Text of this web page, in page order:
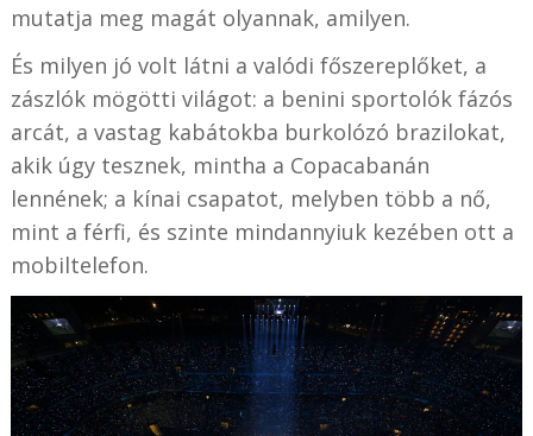
mutatja meg magát olyannak, amilyen.
És milyen jó volt látni a valódi főszereplőket, a
zászlók mögötti világot: a benini sportolók fázós
arcát, a vastag kabátokba burkolózó brazilokat,
akik úgy tesznek, mintha a Copacabanán
lennének; a kínai csapatot, melyben több a nő,
mint a férfi, és szinte mindannyiuk kezében ott a
mobiltelefon.